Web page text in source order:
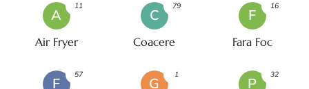
A
Air Fryer
11
C
Coacere
79
F
Fara Foc
16
F
57
G
1
P
32